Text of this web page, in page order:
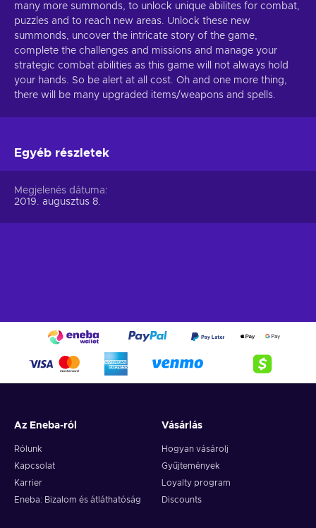
many more summonds, to unlock unique abilites for combat,
puzzles and to reach new areas. Unlock these new
summonds, uncover the intricate story of the game,
complete the challenges and missions and manage your
strategic combat abilities as this game will not always hold
your hands. So be alert at all cost. Oh and one more thing,
there will be many upgraded items/weapons and spells.
Egyéb részletek
Megjelenés dátuma
2019. augusztus 8.
Az Eneba-ról
Rólunk
Kapcsolat
Karrier
Eneba: Bizalom és átláthatóság
Vásárlás
Hogyan vásárolj
Gyűjtemények
Loyalty program
Discounts